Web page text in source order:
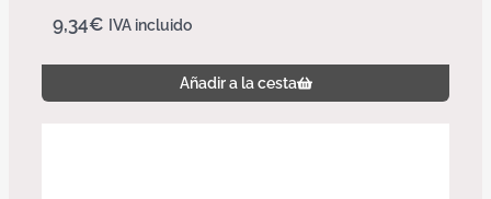
9,34€ IVA incluido
Añadir a la cesta